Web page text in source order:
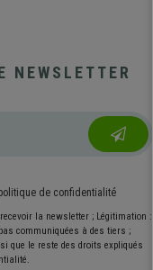
NEWSLETTER
de confidentialité
la newsletter ; Légitimation :
communiquées à des tiers ;
que le reste des droits expliqués